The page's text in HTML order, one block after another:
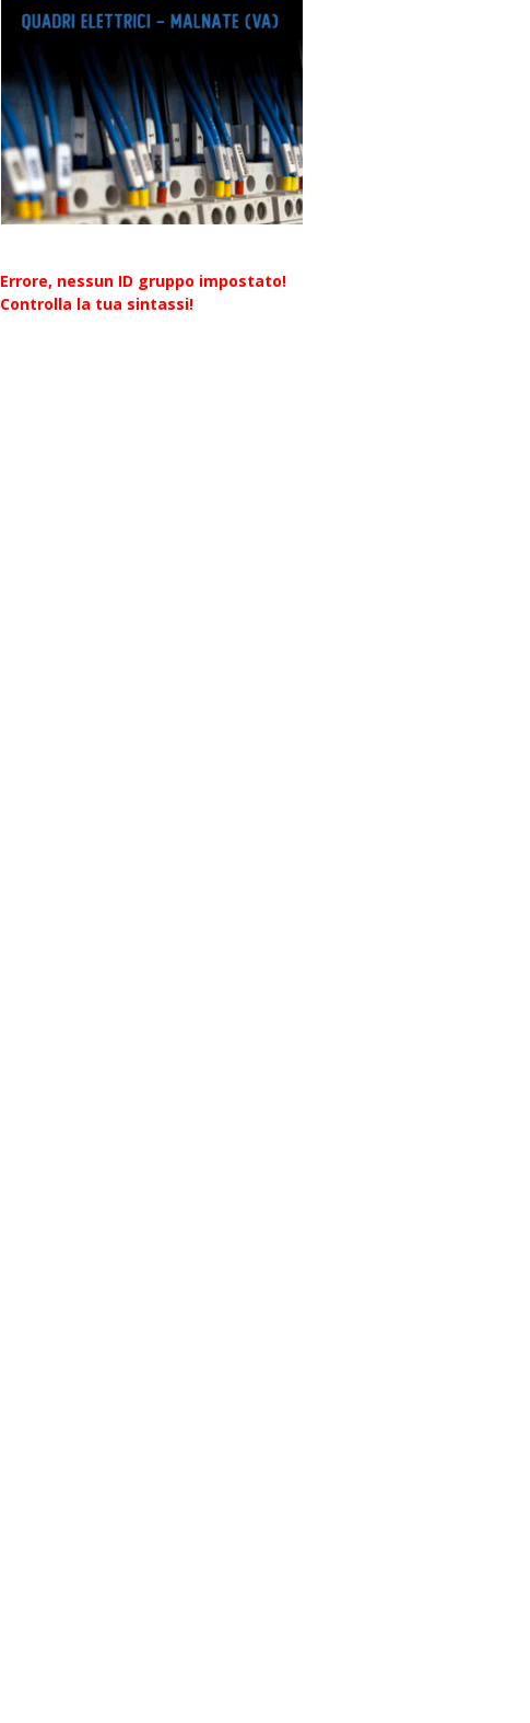
Errore, nessun ID gruppo impostato!
Controlla la tua sintassi!